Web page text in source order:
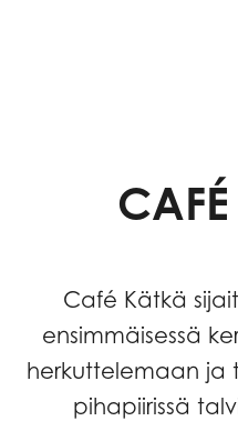
Café Kätkä
ensimmäisessä
herkuttelemaan ja
pihapiirissä